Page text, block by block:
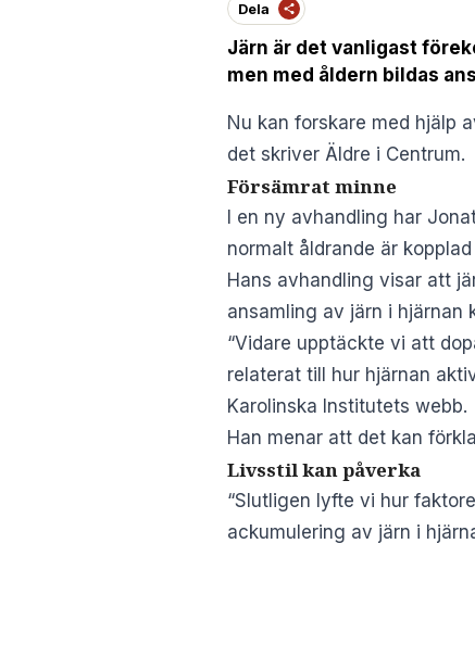
Dela
Järn är det vanligast
men med åldern bildas
Nu kan forskare med hjälp
det skriver Äldre i Centrum.
Försämrat minne
I en ny avhandling har
normalt åldrande är
Hans avhandling visar att
ansamling av järn i hjärnan
“Vidare upptäckte vi att
relaterat till hur hjärnan
Karolinska Institutets webb.
Han menar att det kan
Livsstil kan påverka
“Slutligen lyfte vi hur
ackumulering av järn i